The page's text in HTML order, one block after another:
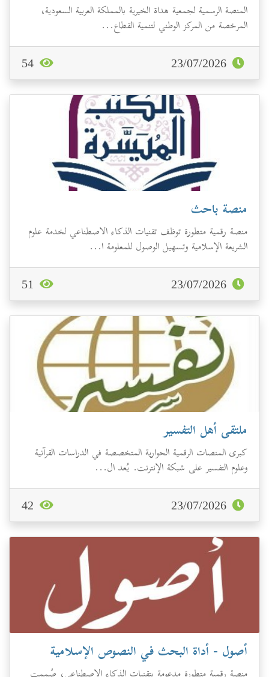
المنصة الرسمية لجمعية هداة الخيرية بالمملكة العربية السعودية،
المرخصة من المركز الوطني لتنمية القطاع...
منصة باحث
منصة رقمية متطورة توظف تقنيات الذكاء الاصطناعي لخدمة علوم
الشريعة الإسلامية وتسهيل الوصول للمعلومة ا...
ملتقى أهل التفسير
كبرى المنصات الرقمية الحوارية المتخصصة في الدراسات القرآنية
وعلوم التفسير على شبكة الإنترنت. يُعد ال...
أصول - أداة البحث في النصوص الإسلامية